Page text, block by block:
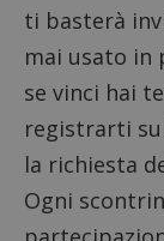
ti basterà
mai usato in
se vinci hai
registrarti
la richiesta
Ogni